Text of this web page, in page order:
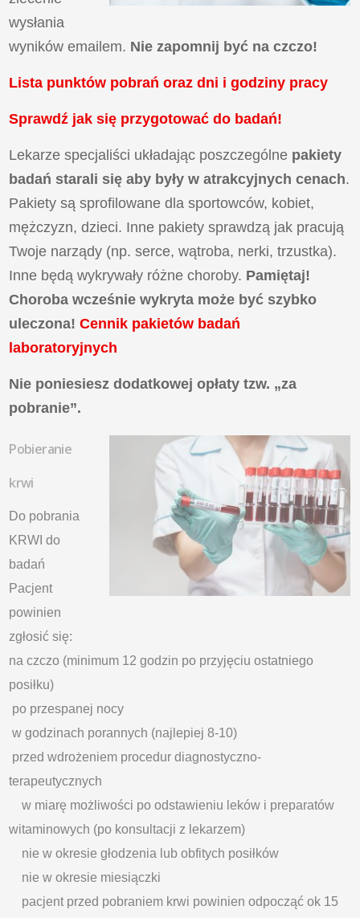
wysłania
wyników emailem. Nie zapomnij być na czczo!
Lista punktów pobrań oraz dni i godziny pracy
Sprawdź jak się przygotować do badań!
Lekarze specjaliści układając poszczególne pakiety
badań starali się aby były w atrakcyjnych cenach.
Pakiety są sprofilowane dla sportowców, kobiet,
mężczyzn, dzieci. Inne pakiety sprawdzą jak pracują
Twoje narządy (np. serce, wątroba, nerki, trzustka).
Inne będą wykrywały różne choroby. Pamiętaj!
Choroba wcześnie wykryta może być szybko
uleczona!Cennik pakietów badań
laboratoryjnych
Nie poniesiesz dodatkowej opłaty tzw. „za
pobranie”.
Pobieranie
krwi
Do pobrania
KRWI do
badań
Pacjent
powinien
zgłosić się:
na czczo (minimum 12 godzin po przyjęciu ostatniego
posiłku)
po przespanej nocy
w godzinach porannych (najlepiej 8-10)
przed wdrożeniem procedur diagnostyczno-
terapeutycznych
w miarę możliwości po odstawieniu leków i preparatów
witaminowych (po konsultacji z lekarzem)
nie w okresie głodzenia lub obfitych posiłków
nie w okresie miesiączki
pacjent przed pobraniem krwi powinien odpocząć ok 15